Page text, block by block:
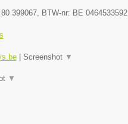
399067, BTW-nr: BE 0464533592
| Screenshot ▼
▼